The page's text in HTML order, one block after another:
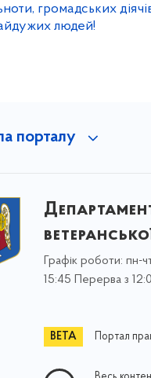
громадських
людей!
порталу
Графік роботи: пн-
15:45 Перерва з
Портал